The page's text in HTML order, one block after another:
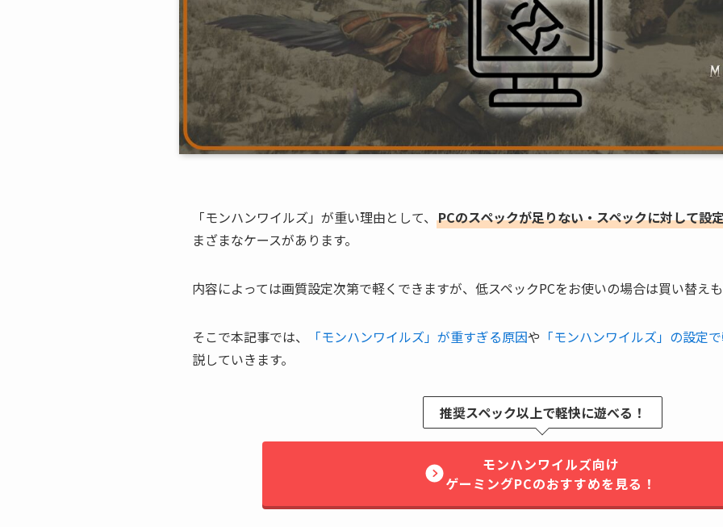
「モンハンワイルズ」が重い理由として、 PCのスペックが足りない・スペックに対して設
まざまなケースがあります。
内容によっては画質設定次第で軽くできますが、低スペックPCをお使いの場合は買い替え
そこで本記事では、 「モンハンワイルズ」が重すぎる原因や 「モンハンワイルズ」の設定
説していきます。
推奨スペック以上で軽快に遊べる！
モンハンワイルズ向け
ゲーミングPCのおすすめを見る！